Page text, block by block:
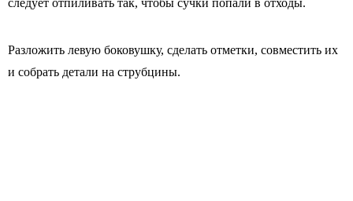
следует отпиливать так, чтобы сучки попали в отходы.
Разложить левую боковушку, сделать отметки, совместить их
и собрать детали на струбцины.